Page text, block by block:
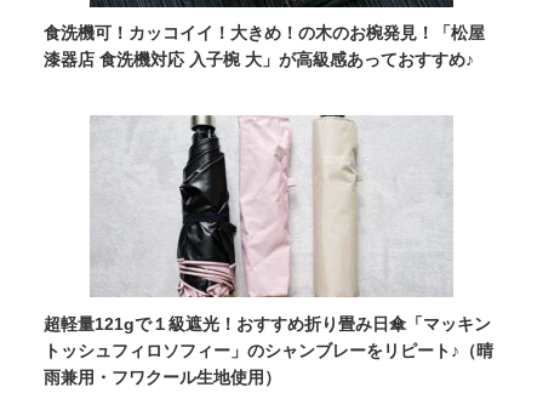
食洗機可！カッコイイ！大きめ！の木のお椀発見！「松屋
漆器店 食洗機対応 入子椀 大」が高級感あっておすすめ♪
超軽量121gで１級遮光！おすすめ折り畳み日傘「マッキン
トッシュフィロソフィー」のシャンブレーをリピート♪（晴
雨兼用・フワクール生地使用）